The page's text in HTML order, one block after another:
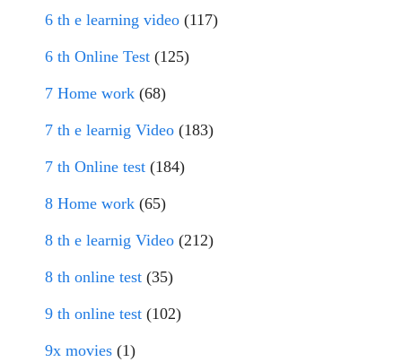
6 th e learning video (117)
6 th Online Test (125)
7 Home work (68)
7 th e learnig Video (183)
7 th Online test (184)
8 Home work (65)
8 th e learnig Video (212)
8 th online test (35)
9 th online test (102)
9x movies (1)